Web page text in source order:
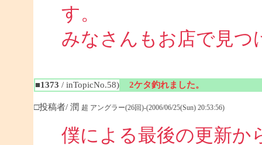
す。
みなさんもお店で見つ
■1373 / inTopicNo.58) 2ケタ釣れました。
□投稿者/ 潤 超 アングラー(26回)-(2006/06/25(Sun) 20:53:56)
僕による最後の更新か